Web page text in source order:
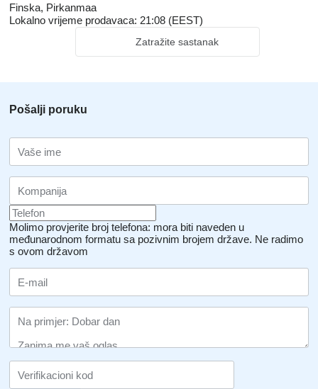
Finska, Pirkanmaa
Lokalno vrijeme prodavaca: 21:08 (EEST)
Zatražite sastanak
Pošalji poruku
Molimo provjerite broj telefona: mora biti naveden u
međunarodnom formatu sa pozivnim brojem države. Ne radimo
s ovom državom